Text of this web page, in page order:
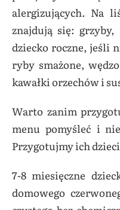
alergizujących. Na
znajdują się: grzyby,
dziecko roczne, jeśli
ryby smażone,
kawałki orzechów i
Warto zanim
menu pomyśleć i
Przygotujmy ich
7-8 miesięczne
domowego